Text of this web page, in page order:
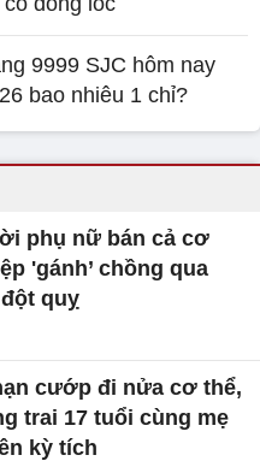
9999 SJC hôm nay
bao nhiêu 1 chỉ?
phụ nữ bán cả cơ
'gánh’ chồng qua
quỵ
cướp đi nửa cơ thể,
trai 17 tuổi cùng mẹ
kỳ tích